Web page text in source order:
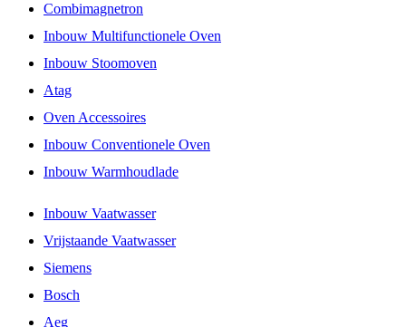
Combimagnetron
Inbouw Multifunctionele Oven
Inbouw Stoomoven
Atag
Oven Accessoires
Inbouw Conventionele Oven
Inbouw Warmhoudlade
Inbouw Vaatwasser
Vrijstaande Vaatwasser
Siemens
Bosch
Aeg